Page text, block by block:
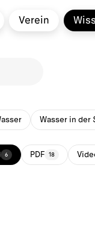
Verein
Wasser in der
6 PDF 18